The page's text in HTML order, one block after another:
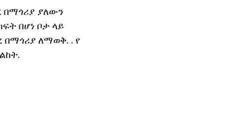
ያለውን
በሆነ ቦታ ላይ
ለማወቅ. . የ